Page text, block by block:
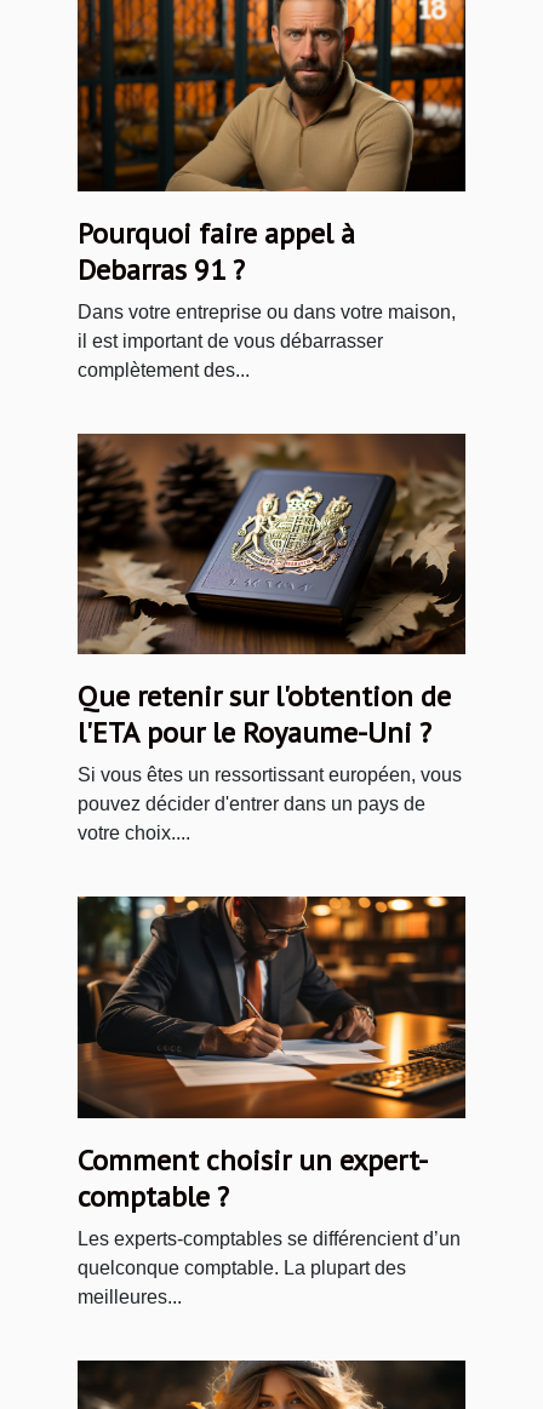
Pourquoi faire appel à
Debarras 91 ?
Dans votre entreprise ou dans votre maison,
il est important de vous débarrasser
complètement des...
Que retenir sur l'obtention de
l'ETA pour le Royaume-Uni ?
Si vous êtes un ressortissant européen, vous
pouvez décider d'entrer dans un pays de
votre choix....
Comment choisir un expert-
comptable ?
Les experts-comptables se différencient d’un
quelconque comptable. La plupart des
meilleures...